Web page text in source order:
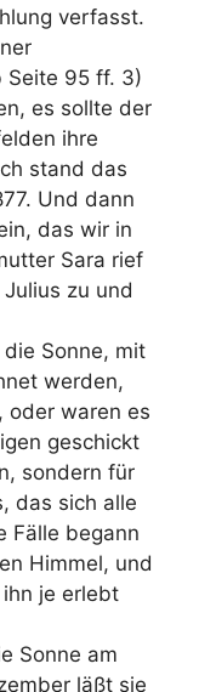
verfasst.
Seite 95 ff. 3)
es sollte der
ihre
stand das
Und dann
das wir in
Sara rief
zu und
Sonne, mit
werden,
oder waren es
geschickt
sondern für
das sich alle
Fälle begann
Himmel, und
je erlebt
Sonne am
läßt sie